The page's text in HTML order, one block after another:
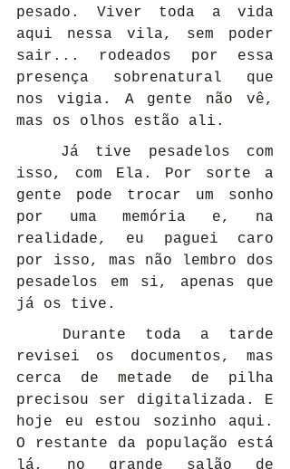
pesado. Viver toda a vida
aqui nessa vila, sem poder
sair... rodeados por essa
presença sobrenatural que
nos vigia. A gente não vê,
mas os olhos estão ali.
isso, com Ela. Por sorte a
gente pode trocar um sonho
por uma memória e, na
realidade, eu paguei caro
por isso, mas não lembro dos
pesadelos em si, apenas que
já os tive.
revisei os documentos, mas
cerca de metade de pilha
precisou ser digitalizada. E
hoje eu estou sozinho aqui.
O restante da população está
lá, no grande salão de